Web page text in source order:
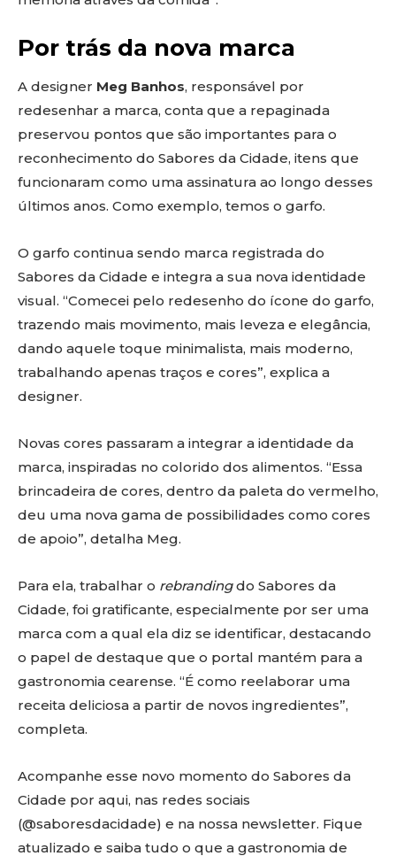
Por trás da nova marca
A designer Meg Banhos, responsável por
redesenhar a marca, conta que a repaginada
preservou pontos que são importantes para o
reconhecimento do Sabores da Cidade, itens que
funcionaram como uma assinatura ao longo desses
últimos anos. Como exemplo, temos o garfo.
O garfo continua sendo marca registrada do
Sabores da Cidade e integra a sua nova identidade
visual. “Comecei pelo redesenho do ícone do garfo,
trazendo mais movimento, mais leveza e elegância,
dando aquele toque minimalista, mais moderno,
trabalhando apenas traços e cores”, explica a
designer.
Novas cores passaram a integrar a identidade da
marca, inspiradas no colorido dos alimentos. “Essa
brincadeira de cores, dentro da paleta do vermelho,
deu uma nova gama de possibilidades como cores
de apoio”, detalha Meg.
Para ela, trabalhar o rebrandingdo Sabores da
Cidade, foi gratificante, especialmente por ser uma
marca com a qual ela diz se identificar, destacando
o papel de destaque que o portal mantém para a
gastronomia cearense. “É como reelaborar uma
receita deliciosa a partir de novos ingredientes”,
completa.
Acompanhe esse novo momento do Sabores da
Cidade por aqui, nas redes sociais
(@saboresdacidade) e na nossa newsletter. Fique
atualizado e saiba tudo o que a gastronomia de